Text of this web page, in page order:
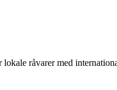
råvarer med